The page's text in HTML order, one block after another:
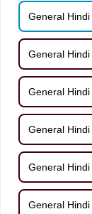
General
General Hindi
General
General
General
General